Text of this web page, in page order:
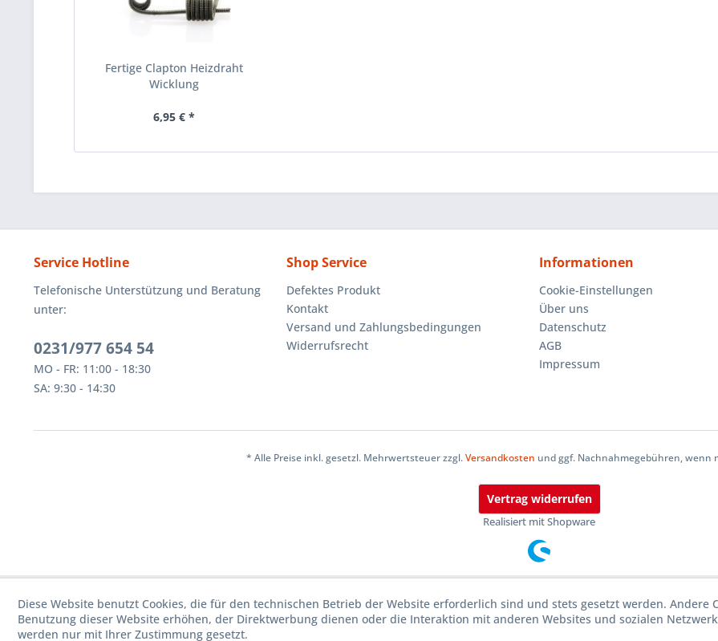
Fertige Clapton Heizdraht
Wicklung
6,95 € *
Service Hotline
Telefonische Unterstützung und Beratung
unter:
0231/977 654 54
MO - FR: 11:00 - 18:30
SA: 9:30 - 14:30
Shop Service
Defektes Produkt
Kontakt
Versand und Zahlungsbedingungen
Widerrufsrecht
Informationen
Cookie-Einstellungen
Über uns
Datenschutz
AGB
Impressum
* Alle Preise inkl. gesetzl. Mehrwertsteuer zzgl.Versandkosten und ggf. Nachnahmegebühren, wenn
Vertrag widerrufen
Realisiert mit Shopware
Diese Website benutzt Cookies, die für den technischen Betrieb der Website erforderlich sind und stets gesetzt werden. Andere
Benutzung dieser Website erhöhen, der Direktwerbung dienen oder die Interaktion mit anderen Websites und sozialen
werden nur mit Ihrer Zustimmung gesetzt.